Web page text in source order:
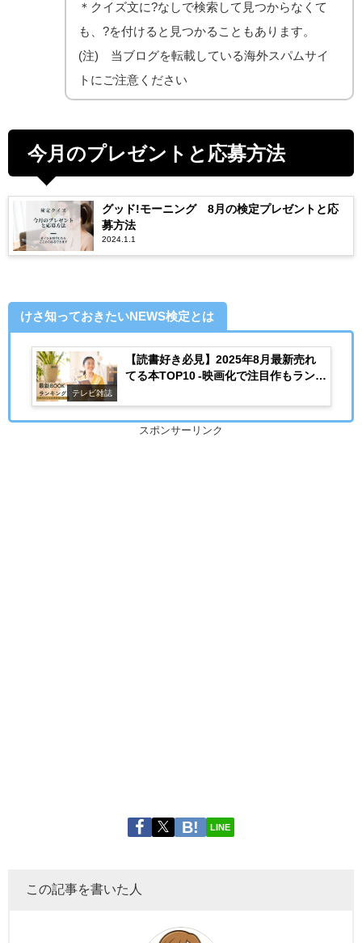
＊クイズ文に?なしで検索して見つからなくて
も、?を付けると見つかることもあります。
(注) 当ブログを転載している海外スパムサイ
トにご注意ください
今月のプレゼントと応募方法
グッド!モーニング 8月の検定プレゼントと応
募方法
2024.1.1
けさ知っておきたいNEWS検定とは
テレビ雑誌
【読書好き必見】2025年8月最新売れ
てる本TOP10 -映画化で注目作もランク
スポンサーリンク
LINE
この記事を書いた人